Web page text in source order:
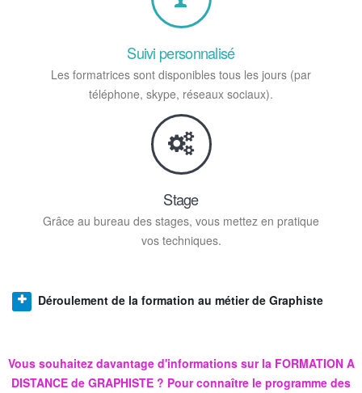
Suivi personnalisé
Les formatrices sont disponibles tous les jours (par
téléphone, skype, réseaux sociaux).
Stage
Grâce au bureau des stages, vous mettez en pratique
vos techniques.
Déroulement de la formation au métier de Graphiste
Vous souhaitez davantage d'informations sur la FORMATION A
DISTANCE de GRAPHISTE ? Pour connaître le programme des